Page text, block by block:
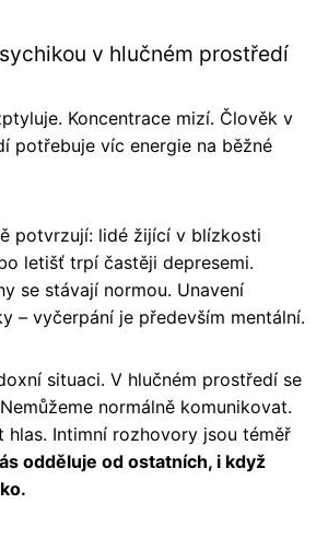
v hlučném prostředí
Koncentrace mizí. Člověk v
potřebuje víc energie na běžné
potvrzují: lidé žijící v blízkosti
letišť trpí častěji depresemi.
se stávají normou. Unavení
– vyčerpání je především mentální.
situaci. V hlučném prostředí se
normálně komunikovat.
hlas. Intimní rozhovory jsou téměř
odděluje od ostatních, i když